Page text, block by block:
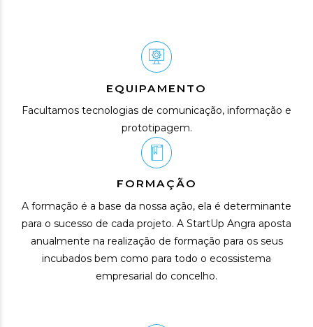
EQUIPAMENTO
Facultamos tecnologias de comunicação, informação e
prototipagem.
FORMAÇÃO
A formação é a base da nossa ação, ela é determinante
para o sucesso de cada projeto. A StartUp Angra aposta
anualmente na realização de formação para os seus
incubados bem como para todo o ecossistema
empresarial do concelho.